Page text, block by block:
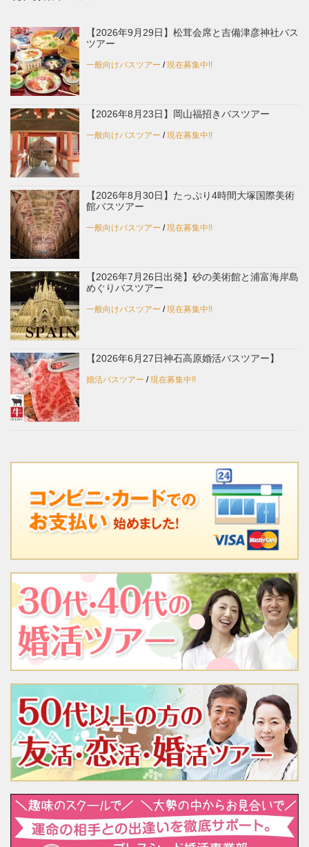
【2026年9月29日】松茸会席と吉備津彦神社バス
ツアー
一般向けバスツアー /現在募集中!!
【2026年8月23日】岡山福招きバスツアー
一般向けバスツアー /現在募集中!!
【2026年8月30日】たっぷり4時間大塚国際美術
館バスツアー
一般向けバスツアー /現在募集中!!
【2026年7月26日出発】砂の美術館と浦富海岸島
めぐりバスツアー
一般向けバスツアー /現在募集中!!
【2026年6月27日神石高原婚活バスツアー】
婚活バスツアー /現在募集中!!